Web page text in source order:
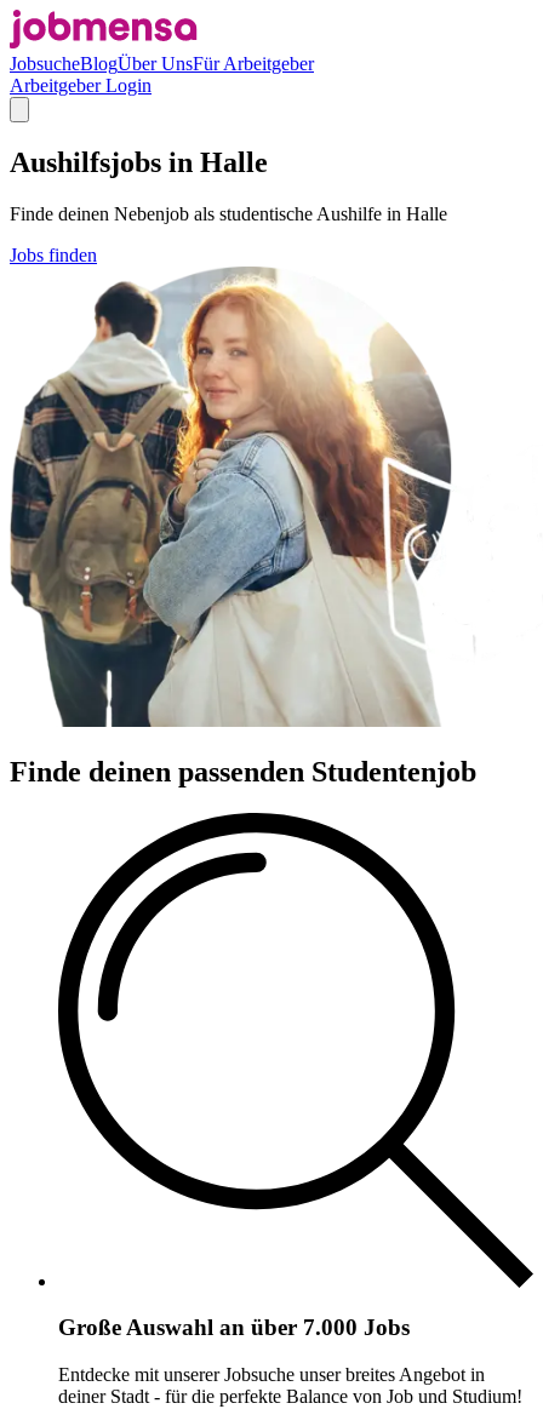
JobsucheBlogÜber UnsFür Arbeitgeber
Arbeitgeber Login
Aushilfsjobs in Halle
Finde deinen Nebenjob als studentische Aushilfe in Halle
Jobs finden
Finde deinen passenden Studentenjob
Große Auswahl an über 7.000 Jobs
Entdecke mit unserer Jobsuche unser breites Angebot in
deiner Stadt - für die perfekte Balance von Job und Studium!